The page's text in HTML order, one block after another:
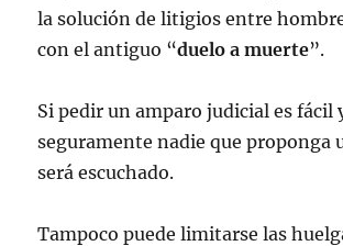
la solución de litigios entre
con el antiguo “duelo a muerte”.
Si pedir un amparo judicial es fácil
seguramente nadie que proponga
será escuchado.
Tampoco puede limitarse las